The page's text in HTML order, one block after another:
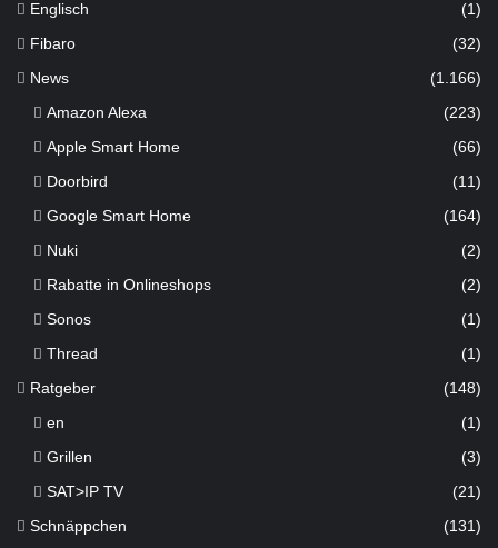
Englisch (1)
Fibaro (32)
News (1.166)
Amazon Alexa
(223)
Apple Smart Home
(66)
Doorbird
(11)
Google Smart Home
(164)
Nuki
(2)
Rabatte in Onlineshops
(2)
Sonos
(1)
Thread
(1)
Ratgeber (148)
en
(1)
Grillen
(3)
SAT>IP TV
(21)
Schnäppchen (131)